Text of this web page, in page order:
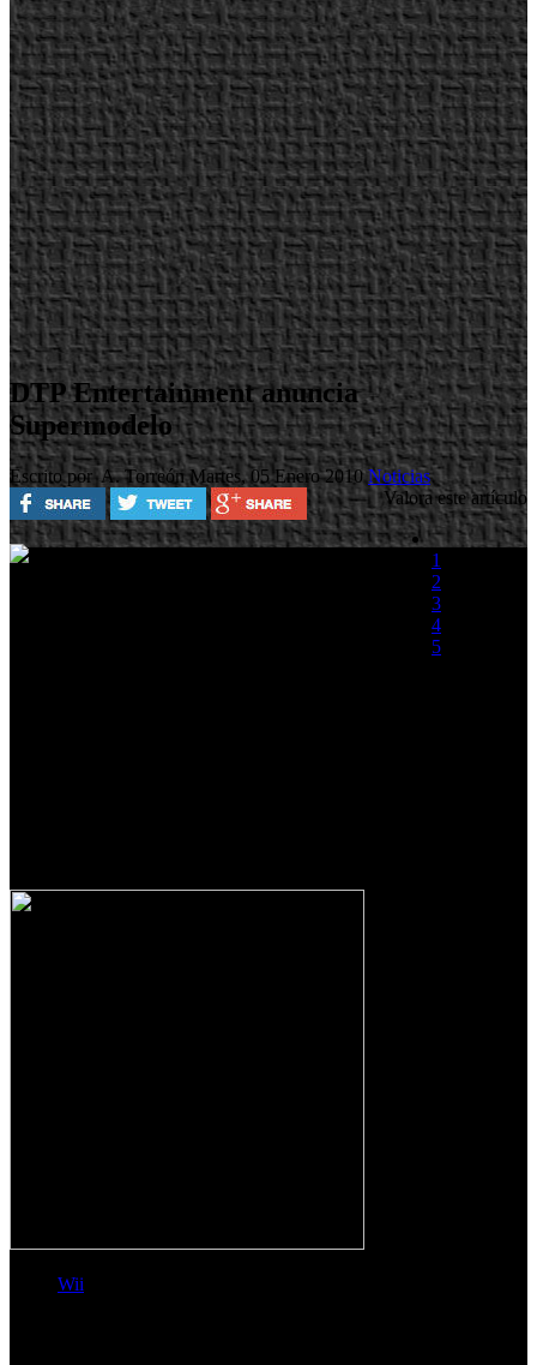
DTP Entertainment anuncia
Supermodelo
Escrito por A. TorreónMartes, 05 Enero 2010Noticias
Valora este artículo
1
2
3
4
5
Wii